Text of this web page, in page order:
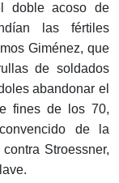
doble acoso de
las fértiles
Giménez, que
de soldados
abandonar el
fines de los 70,
de la
Stroessner,